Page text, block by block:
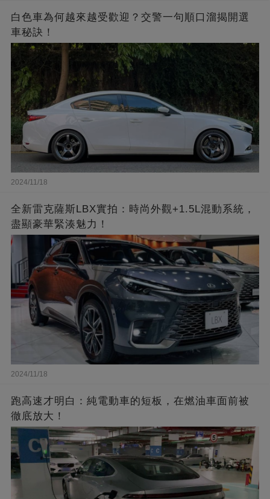
白色車為何越來越受歡迎？交警一句順口溜揭開選
車秘訣！
2024/11/18
全新雷克薩斯LBX實拍：時尚外觀+1.5L混動系統，
盡顯豪華緊湊魅力！
2024/11/18
跑高速才明白：純電動車的短板，在燃油車面前被
徹底放大！